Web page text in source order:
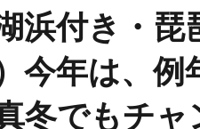
浜付き・琵
）今年は、
でもチャ